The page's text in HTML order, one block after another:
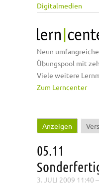
Digitalmedien
Neun
Übungspool mit
Viele weitere
Zum Lerncenter
Haupt-Reiter
Anzeigen (aktiver
05.11
3. JULI 2009 11:40 –